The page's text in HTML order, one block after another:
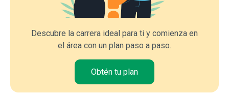
Descubre la carrera ideal para ti y comienza en
el área con un plan paso a paso.
Obtén tu plan